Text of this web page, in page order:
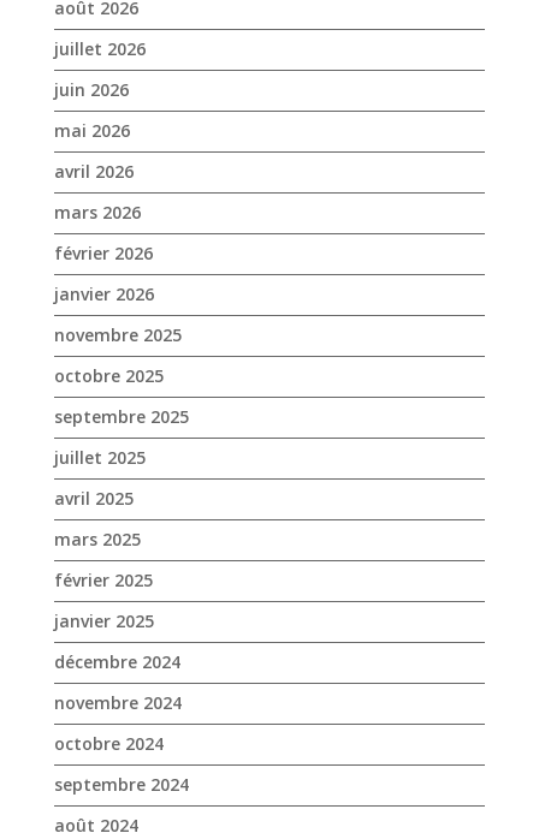
août 2026
juillet 2026
juin 2026
mai 2026
avril 2026
mars 2026
février 2026
janvier 2026
novembre 2025
octobre 2025
septembre 2025
juillet 2025
avril 2025
mars 2025
février 2025
janvier 2025
décembre 2024
novembre 2024
octobre 2024
septembre 2024
août 2024